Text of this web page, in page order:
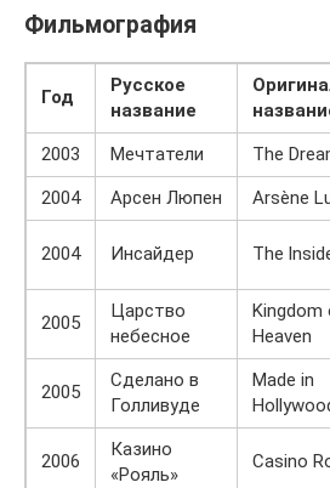
Фильмография
Год
Русское
название
2003 Мечтатели The
2004
Арсен Люпен Arsène
2004 Инсайдер The
2005
Царство
небесное
Kingdom
Heaven
2005
Сделано в
Голливуде
Made in
2006
Казино
«Рояль»
Casino